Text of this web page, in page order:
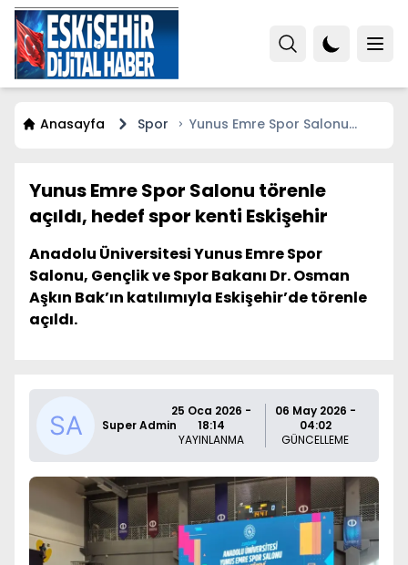
Anasayfa Spor
Yunus Emre Spor Salonu
Yunus Emre Spor Salonu törenle
açıldı, hedef spor kenti Eskişehir
Anadolu Üniversitesi Yunus Emre Spor
Salonu, Gençlik ve Spor Bakanı Dr. Osman
Aşkın Bak’ın katılımıyla Eskişehir’de törenle
açıldı.
Super Admin
25 Oca 2026 -
18:14
YAYINLANMA
06 May 2026 -
04:02
GÜNCELLEME